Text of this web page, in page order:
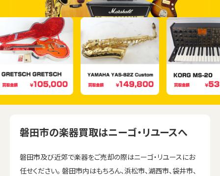
磐田市の楽器買取はニーゴ・リユースへ
磐田市及び近郊で楽器をご売却の際はニーゴ・リユースにお
任せください。 磐田市内はもちろん、浜松市、湖西市、袋井市、